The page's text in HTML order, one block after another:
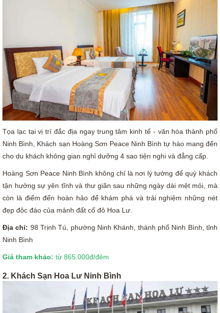
Tọa lạc tại vị trí đắc địa ngay trung tâm kinh tế - văn hóa thành phố
Ninh Bình, Khách sạn Hoàng Sơn Peace Ninh Bình tự hào mang đến
cho du khách không gian nghỉ dưỡng 4 sao tiện nghi và đẳng cấp.
Hoàng Sơn Peace Ninh Bình không chỉ là nơi lý tưởng để quý khách
tận hưởng sự yên tĩnh và thư giãn sau những ngày dài mệt mỏi, mà
còn là điểm đến hoàn hảo để khám phá và trải nghiệm những nét
đẹp độc đáo của mảnh đất cố đô Hoa Lư.
Địa chỉ: 98 Trịnh Tú, phường Ninh Khánh, thành phố Ninh Bình, tỉnh
Ninh Bình
Giá tham khảo: từ 865.000đ/đêm
2. Khách Sạn Hoa Lư Ninh Bình